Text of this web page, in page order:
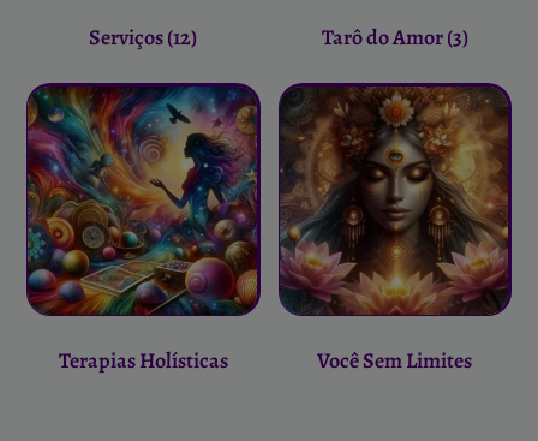
Serviços(12) Tarô do Amor(3)
Terapias Holísticas Você Sem Limites